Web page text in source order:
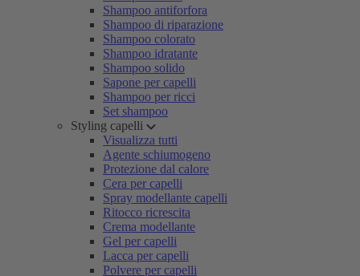
Shampoo antiforfora
Shampoo di riparazione
Shampoo colorato
Shampoo idratante
Shampoo solido
Sapone per capelli
Shampoo per ricci
Set shampoo
Styling capelli
Visualizza tutti
Agente schiumogeno
Protezione dal calore
Cera per capelli
Spray modellante capelli
Ritocco ricrescita
Crema modellante
Gel per capelli
Lacca per capelli
Polvere per capelli